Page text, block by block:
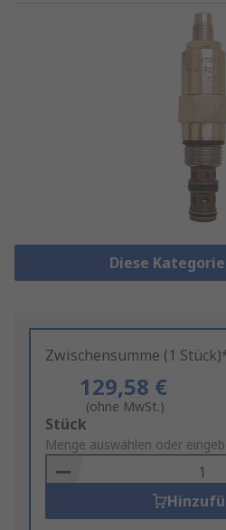
Diese
Zwischensumme (1
129,58 €
(ohne MwSt.)
Add
to
Basket
Stück
Menge auswählen oder